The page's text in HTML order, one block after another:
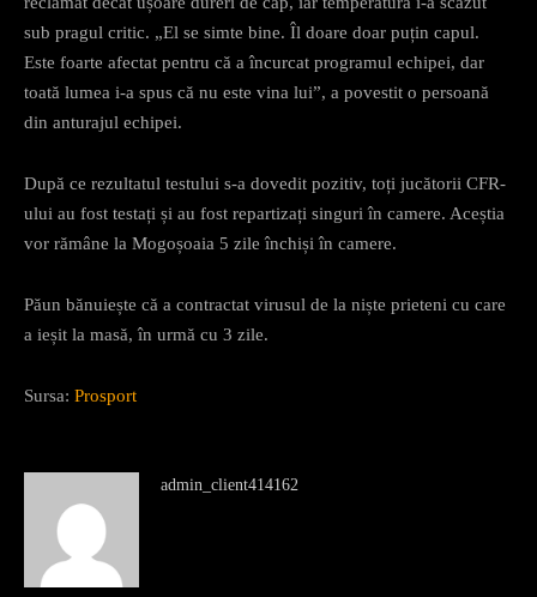
sub pragul critic. „El se simte bine. Îl doare doar puțin capul.
Este foarte afectat pentru că a încurcat programul echipei, dar
toată lumea i-a spus că nu este vina lui”, a povestit o persoană
din anturajul echipei.
După ce rezultatul testului s-a dovedit pozitiv, toți jucătorii CFR-
ului au fost testați și au fost repartizați singuri în camere. Aceștia
vor rămâne la Mogoșoaia 5 zile închiși în camere.
Păun bănuiește că a contractat virusul de la niște prieteni cu care
a ieșit la masă, în urmă cu 3 zile.
Sursa: Prosport
admin_client414162